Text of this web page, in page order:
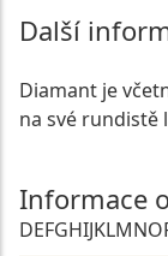
Další
Diamant je
na své rundistě
Informace
DEFGHIJKLMNO